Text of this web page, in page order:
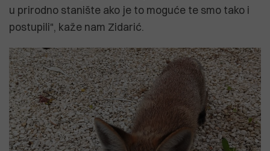
u prirodno stanište ako je to moguće te smo tako i
postupili", kaže nam Zidarić.